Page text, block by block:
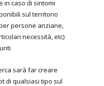
in caso di sintomi
sul territorio
persone anziane,
necessità, etc)
sarà far creare
di qualsiasi tipo sul